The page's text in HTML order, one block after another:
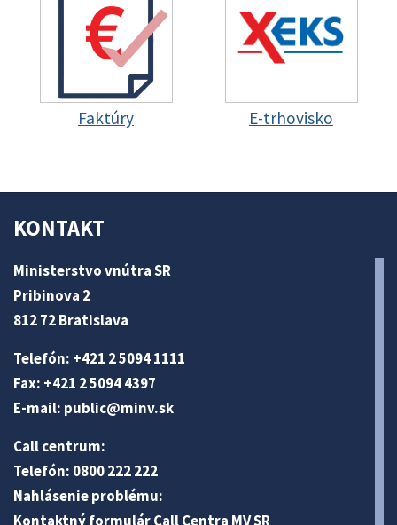
Faktúry E-trhovisko
KONTAKT
Ministerstvo vnútra SR
Pribinova 2
812 72 Bratislava
Telefón: +421 2 5094 1111
Fax: +421 2 5094 4397
E-mail: public@minv.sk
Call centrum:
Telefón: 0800 222 222
Nahlásenie problému:
Kontaktný formulár Call Centra MV SR